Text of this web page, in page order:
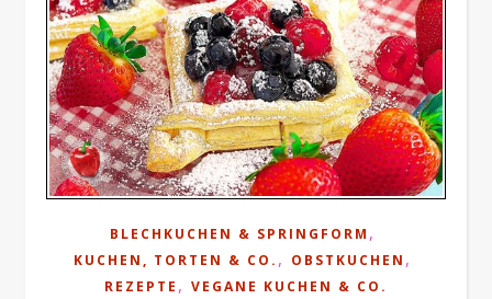
BLECHKUCHEN & SPRINGFORM ,
KUCHEN, TORTEN & CO. , OBSTKUCHEN ,
REZEPTE , VEGANE KUCHEN & CO.